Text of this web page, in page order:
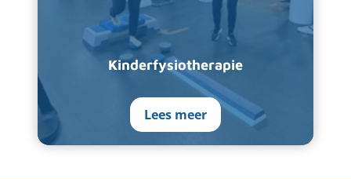
Kinderfysiotherapie
Lees meer